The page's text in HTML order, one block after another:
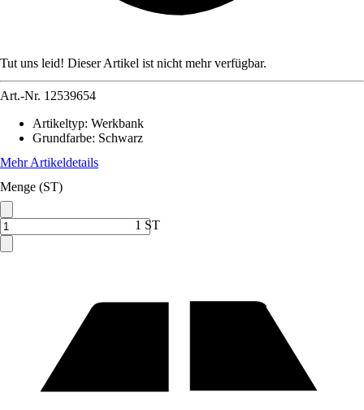
Tut uns leid! Dieser Artikel ist nicht mehr verfügbar.
Art.-Nr. 12539654
Artikeltyp: Werkbank
Grundfarbe: Schwarz
Mehr Artikeldetails
Menge (ST)
1 ST